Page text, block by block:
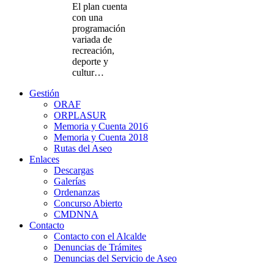
El plan cuenta
con una
programación
variada de
recreación,
deporte y
cultur…
Gestión
ORAF
ORPLASUR
Memoria y Cuenta 2016
Memoria y Cuenta 2018
Rutas del Aseo
Enlaces
Descargas
Galerías
Ordenanzas
Concurso Abierto
CMDNNA
Contacto
Contacto con el Alcalde
Denuncias de Trámites
Denuncias del Servicio de Aseo